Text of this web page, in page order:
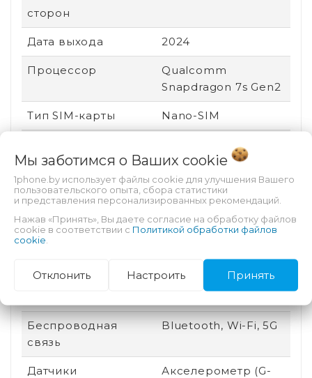
сторон
Дата выхода 2024
Процессор
Qualcomm
Snapdragon 7s Gen2
Тип SIM-карты Nano-SIM
процессор
Qualcomm Adreno
710
Особенности
тыловой камеры
Автофокус,
Вспышка
Назначение
Для видео, Для игр,
Разъем для док-
Нет
Беспроводная
связь
Bluetooth, Wi-Fi, 5G
Датчики
Акселерометр (G-
Мы заботимся о Ваших cookie
1phone.by использует файлы cookie для улучшения Вашего
пользовательского опыта, сбора статистики
и представления персонализированных рекомендаций.
Нажав «Принять», Вы даете согласие на обработку файлов
cookie в соответствии с Политикой обработки файлов
cookie
Отклонить Настроить Принять